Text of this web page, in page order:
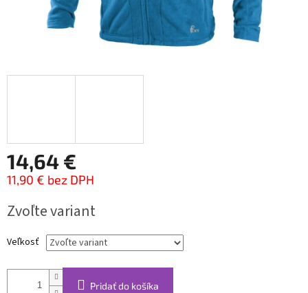
14,64 €
11,90 € bez DPH
cena:
Zvoľte variant
Veľkosť
Pridať do košíka